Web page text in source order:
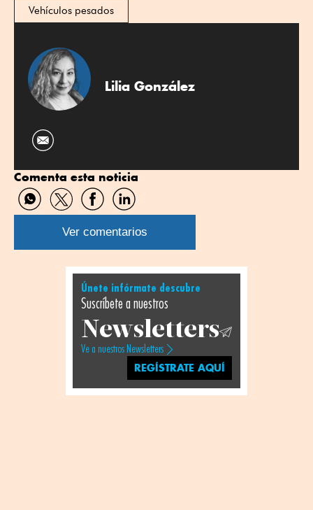
Vehículos pesados
Lilia González
Comenta esta noticia
Compartir
por
WhatsApp
Compartir
por
Twitter
Compartir
por
Facebook
Compartir
por
Linkedin
Ver comentarios
Únete infórmate descubre
Suscríbete a nuestros
Newsletters
Ve a nuestros Newsletters
REGÍSTRATE AQUÍ